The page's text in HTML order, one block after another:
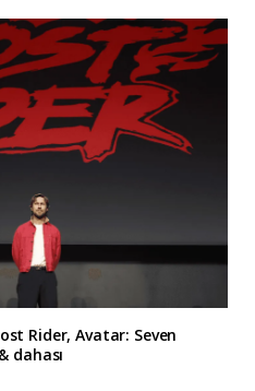
Rider, Avatar: Seven
dahası